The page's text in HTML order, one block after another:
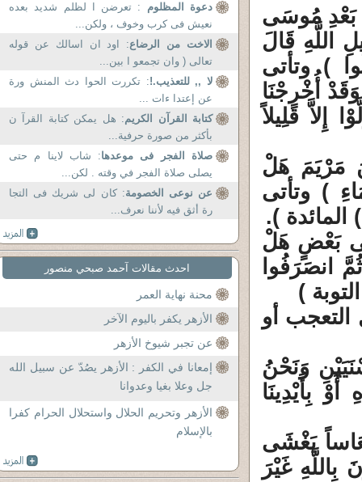
بَعْدِ مُوسَى
اللَّهِ قَالَ
) وتأتى
وَقَدْ أُخْرِجْنَا
إِلاَّ قَلِيلاً
مَرْيَمَ هَلْ
) وتأتى
بَعْضٍ هَلْ
انصَرَفُوا
أو
وَنَحْنُ
بِأَيْدِينَا
يَغْشَى
غَيْرَ
دعوة المظلوم : تعرضن ا لظلم شديد بعده
نعيش فى كرب وخوف ، ولكن...
الاخت من الرضاع: اود ان اسالك عن قوله
تعالى ( وان تجمعو ا بين...
لا ,, للتعذيب.!: تكررت الحوا دث المنش ورة
عن إعتدا ءات ...
كتابة القرآن الكريم: هل يمكن كتابة القرآ ن
بأكثر من صورة حرفية...
صلاة الفجر فى موعدها: شاب لاينا م حتى
يصلى صلاة الفجر في وقته . لكن...
عن نوعى الخصومة: كان لى شريك فى التجا
رة أثق فيه لأننا نعرف...
احدث مقالات آحمد صبحي منصور
محنة نهاية العمر
الأزهر يكفر باليوم الآخر
عن تجبر شيوخ الأزهر
إمعانا في الكفر : الأزهر يصُدّ عن سبيل الله
جل وعلا بغيا وعدوانا
الأزهر وتحريم الحلال واستحلال الحرام كفرا
بالإسلام